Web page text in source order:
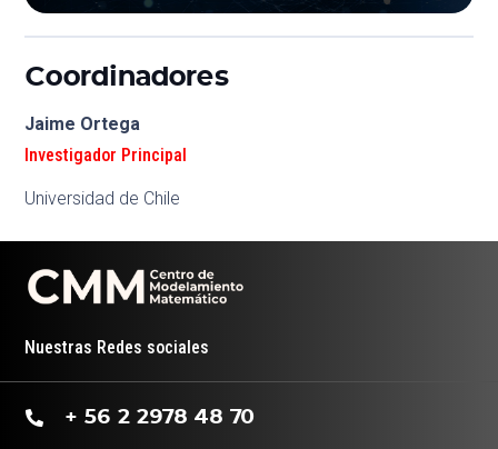
Coordinadores
Jaime Ortega
Investigador Principal
Universidad de Chile
Nuestras Redes sociales
+ 56 2 2978 48 70